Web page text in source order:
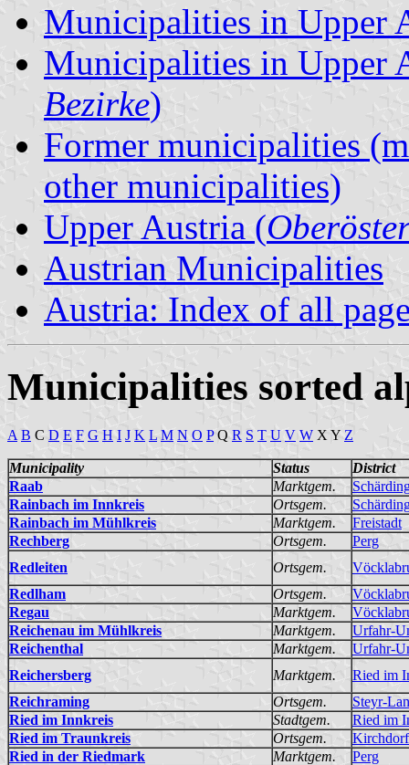
Municipalities in Upper
Municipalities in Upper
Bezirke)
Former municipalities
other municipalities)
Upper Austria (
Austrian Municipalities
Austria: Index of all
Municipalities sorted
A B C D E F G H I J K L M N O PQ R S T U V W X Y Z
Municipality Status
District
Raab
Marktgem.
Rainbach im Innkreis
Ortsgem.
Rainbach im Mühlkreis
Marktgem.
Freistadt
Rechberg
Ortsgem.
Perg
Redleiten
Ortsgem.
Redlham
Ortsgem.
Regau
Marktgem.
Reichenau im Mühlkreis
Marktgem.
Urfahr-
Reichenthal
Marktgem.
Urfahr-
Reichersberg
Marktgem.
Ried im
Reichraming
Ortsgem.
Steyr-
Ried im Innkreis
Stadtgem.
Ried im
Ried im Traunkreis
Ortsgem.
Ried in der Riedmark
Marktgem.
Perg